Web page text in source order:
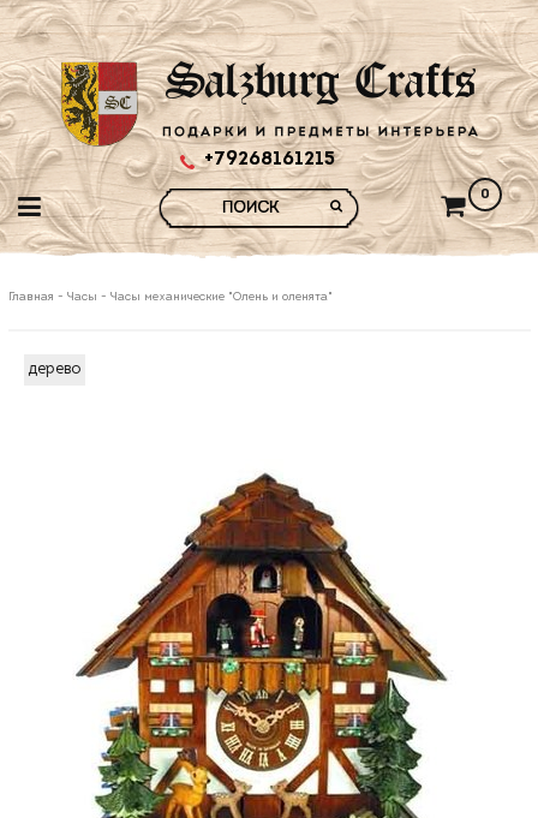
+79268161215
0
Главная - Часы - Часы механические "Олень и оленята"
дерево